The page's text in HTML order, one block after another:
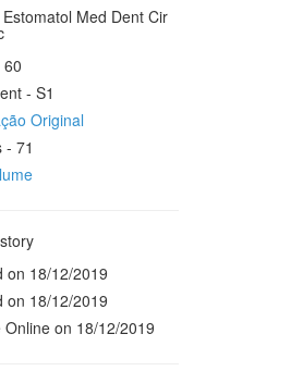
Med Dent Cir
60
- S1
Original
- 71
on 18/12/2019
on 18/12/2019
Online on 18/12/2019